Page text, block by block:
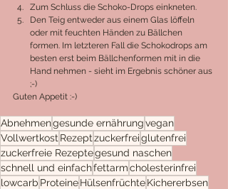
Zum Schluss die Schoko-Drops einkneten.
Den Teig entweder aus einem Glas löffeln
oder mit feuchten Händen zu Bällchen
formen. Im letzteren Fall die Schokodrops am
besten erst beim Bällchenformen mit in die
Hand nehmen - sieht im Ergebnis schöner aus
;-)
Guten Appetit :-)
Abnehmengesunde ernährungvegan
Vollwertkost Rezeptzuckerfreiglutenfrei
zuckerfreie Rezeptegesund naschen
schnell und einfachfettarmcholesterinfrei
lowcarb ProteineHülsenfrüchteKichererbsen